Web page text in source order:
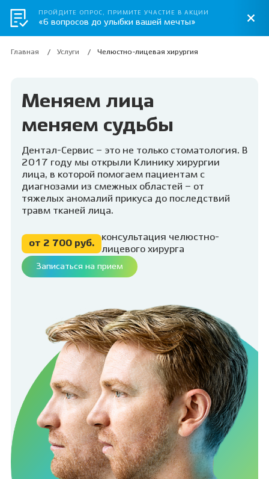
Главная Услуги Челюстно-лицевая хирургия
Меняем лица
меняем судьбы
Дентал-Сервис – это не только стоматология. В
2017 году мы открыли Клинику хирургии
лица, в которой помогаем пациентам с
диагнозами из смежных областей – от
тяжелых аномалий прикуса до последствий
травм тканей лица.
от 2 700 руб.
консультация челюстно-
лицевого хирурга
Записаться на прием
ПРОЙДИТЕ ОПРОС, ПРИМИТЕ УЧАСТИЕ В АКЦИИ
«6 вопросов до улыбки вашей мечты»